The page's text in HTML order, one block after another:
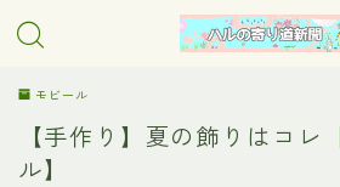
モビール
【手作り】夏の飾りはコレ
ル】